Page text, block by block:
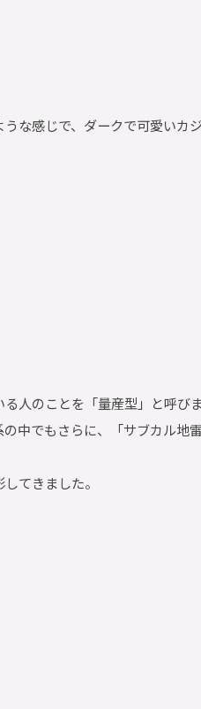
な感じで、ダークで可愛いカ
人のことを「量産型」と呼び
中でもさらに、「サブカル地
てきました。